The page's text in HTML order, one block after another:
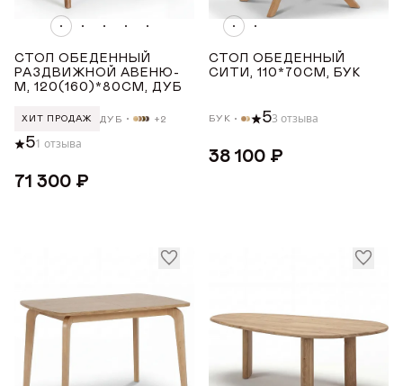
Награды
Телепроекты
Показать все
КОЛИЧЕСТВО ПОСАДОЧНЫХ МЕСТ
5-7
2-4
МАТЕРИАЛ
СТОЛ ОБЕДЕННЫЙ
РАЗДВИЖНОЙ АВЕНЮ-
М, 120(160)*80СМ, ДУБ
ХИТ ПРОДАЖ ДУБ +2
51 отзыва
71 300 ₽
СТОЛ ОБЕДЕННЫЙ
СИТИ, 110*70СМ, БУК
БУК 53 отзыва
38 100 ₽